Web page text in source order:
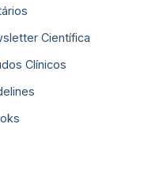
Científica
Clínicos